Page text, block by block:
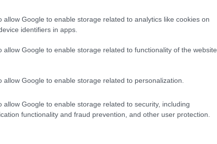
allow Google to enable storage related to analytics like cookies on
identifiers in apps.
allow Google to enable storage related to functionality of the website
allow Google to enable storage related to personalization.
allow Google to enable storage related to security, including
functionality and fraud prevention, and other user protection.
Δημοκρατίας που παρέλειψαν
ως ΕΙΣΑΓΓΕΛΕΙΣ (και όχι σαν βουλευτές)
για τον Χ. Τριαντόπουλο για το
Προδοσία, διότι δολίως
και τον Ν. 3126/2003 περί Ευθύνης
του λαού και συμπράττοντας
υπόθαλψή τους και το θάψιμο της